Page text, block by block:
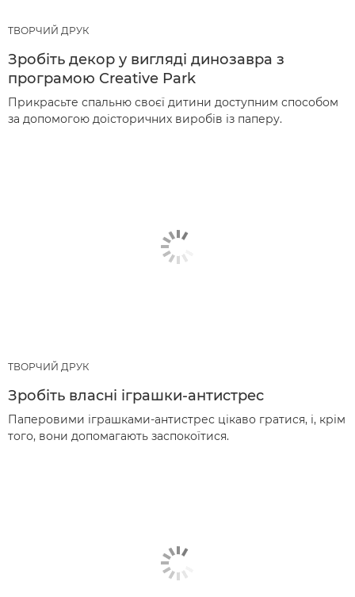
ТВОРЧИЙ ДРУК
Зробіть декор у вигляді динозавра з
програмою Creative Park
Прикрасьте спальню своєї дитини доступним способом
за допомогою доісторичних виробів із паперу.
ТВОРЧИЙ ДРУК
Зробіть власні іграшки-антистрес
Паперовими іграшками-антистрес цікаво гратися, і, крім
того, вони допомагають заспокоїтися.